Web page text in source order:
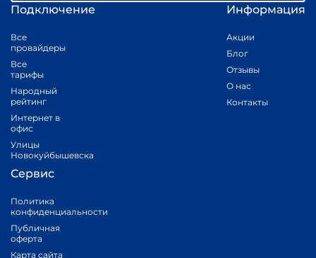
Подключение
Все
провайдеры
Все
тарифы
Народный
рейтинг
Интернет в
офис
Улицы
Новокуйбышевска
Информация
Акции
Блог
Отзывы
О нас
Контакты
Сервис
Политика
конфиденциальности
Публичная
оферта
Карта сайта